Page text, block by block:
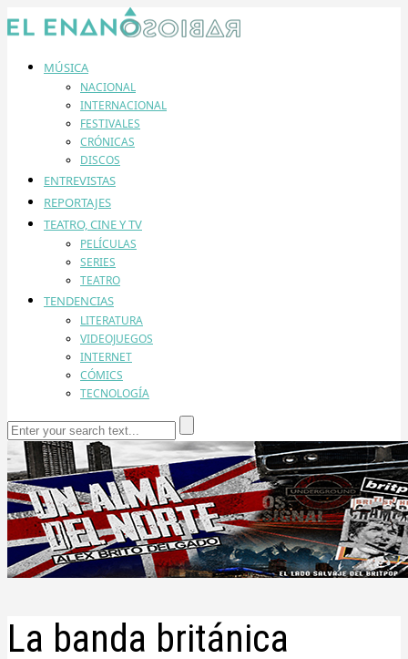
MÚSICA
NACIONAL
INTERNACIONAL
FESTIVALES
CRÓNICAS
DISCOS
ENTREVISTAS
REPORTAJES
TEATRO, CINE Y TV
PELÍCULAS
SERIES
TEATRO
TENDENCIAS
LITERATURA
VIDEOJUEGOS
INTERNET
CÓMICS
TECNOLOGÍA
La banda británica